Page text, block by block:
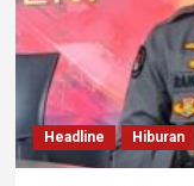
Headline Hiburan